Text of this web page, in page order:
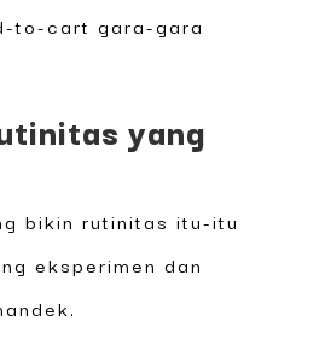
to-cart gara-gara
yang
bikin rutinitas itu-itu
eksperimen dan